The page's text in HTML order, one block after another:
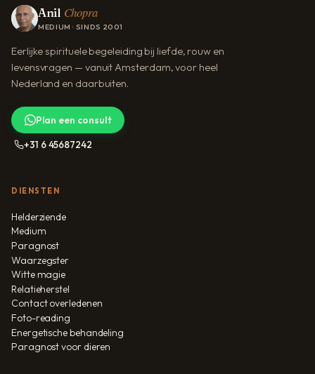
Anil Chopra
MEDIUM · SINDS 2001
Eerlijke spirituele begeleiding bij liefde, rouw en
levensvragen — vanuit Amsterdam, voor heel
Nederland en daarbuiten.
Plan een consult
+31 6 45687242
DIENSTEN
Helderziende
Medium
Paragnost
Waarzegster
Witte magie
Relatieherstel
Contact overledenen
Foto-reading
Energetische behandeling
Paragnost voor dieren